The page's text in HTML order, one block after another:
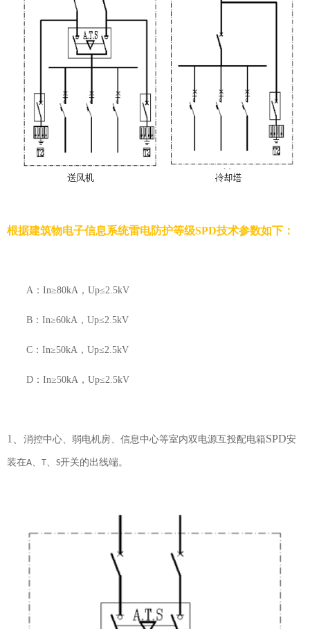
根据建筑物电子信息系统雷电防护等级SPD技术参数如下：
A： In≥80kA ， Up≤2.5kV
B： In≥60kA ， Up≤2.5kV
C： In≥50kA ， Up≤2.5kV
D： In≥50kA ， Up≤2.5kV
1、 消控中心、弱电机房、信息中心等室内双电源互投配电箱SPD安
装在A、 T、 S开关的出线端。